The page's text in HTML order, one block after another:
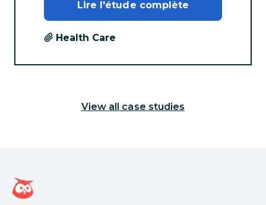
Lire l'étude complète
Health Care
View all case studies
Page d'accueil Hootsuite